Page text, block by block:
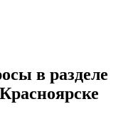
в разделе